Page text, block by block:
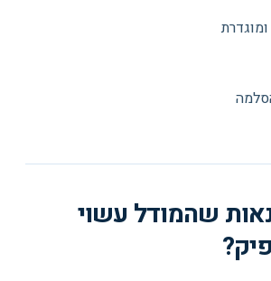
שהמודל עשוי